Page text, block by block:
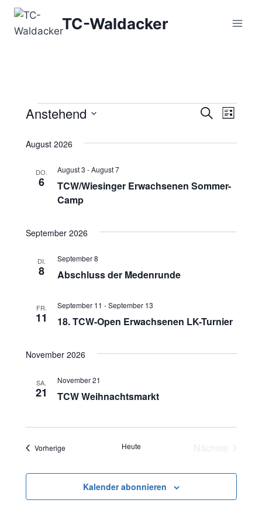
Zum
springen
TC-Waldacker
Veranstaltungen
Suche
SucheListe
Anstehend
wählen.
August 2026
DO.
6
TCW/Wiesinger Erwachsenen Sommer-
Camp
August 3 -August 7
September 2026
DI.
8 Abschluss der Medenrunde
September 8
FR.
11 18. TCW-Open Erwachsenen LK-Turnier
September 11 -September 13
November 2026
SA.
21 TCW Weihnachtsmarkt
November 21
VorherigeVeranstaltungen Heute
Kalender abonnieren